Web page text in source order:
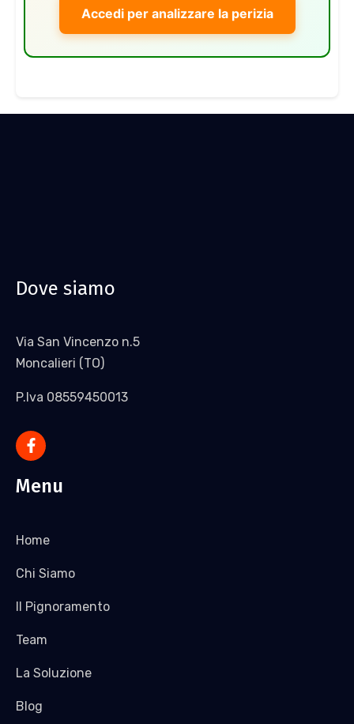
Accedi per analizzare la perizia
Dove siamo
Via San Vincenzo n.5
Moncalieri (TO)
P.Iva 08559450013
Menu
Home
Chi Siamo
Il Pignoramento
Team
La Soluzione
Blog